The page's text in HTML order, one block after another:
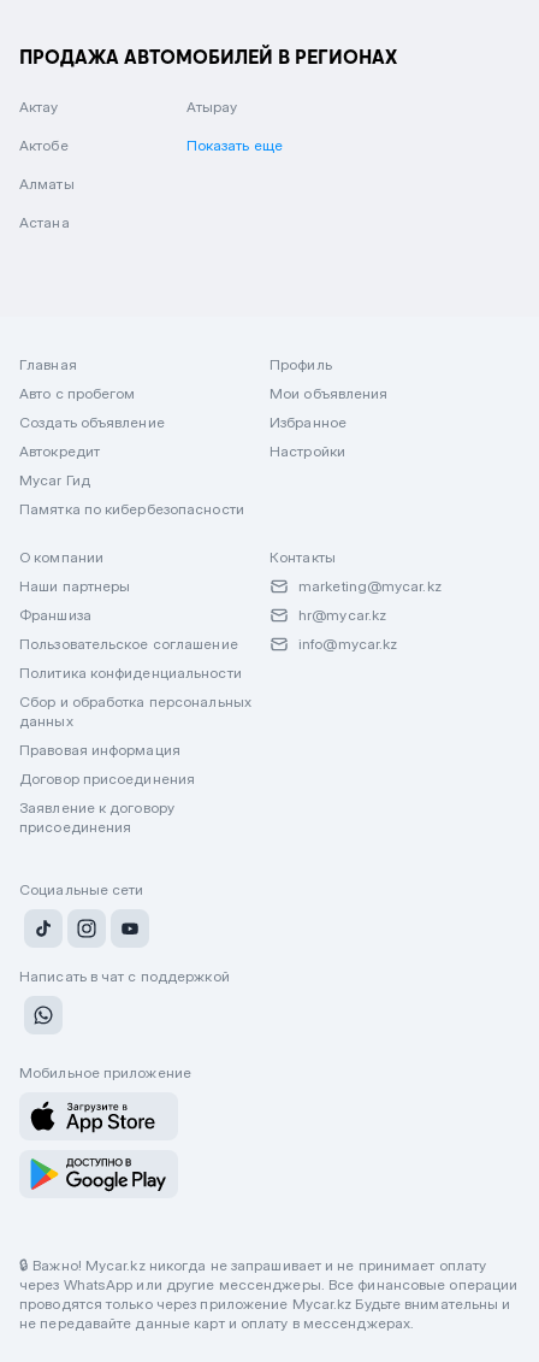
ПРОДАЖА АВТОМОБИЛЕЙ В РЕГИОНАХ
Актау
Актобе
Алматы
Астана
Атырау
Показать еще
Главная
Авто с пробегом
Создать объявление
Автокредит
Mycar Гид
Памятка по кибербезопасности
Профиль
Мои объявления
Избранное
Настройки
О компании
Наши партнеры
Франшиза
Пользовательское соглашение
Политика конфиденциальности
Сбор и обработка персональных
данных
Правовая информация
Договор присоединения
Заявление к договору
присоединения
Контакты
marketing@mycar.kz
hr@mycar.kz
info@mycar.kz
Социальные сети
Написать в чат с поддержкой
Мобильное приложение
🔒 Важно! Mycar.kz никогда не запрашивает и не принимает оплату
через WhatsApp или другие мессенджеры. Все финансовые операции
проводятся только через приложение Mycar.kz Будьте внимательны и
не передавайте данные карт и оплату в мессенджерах.